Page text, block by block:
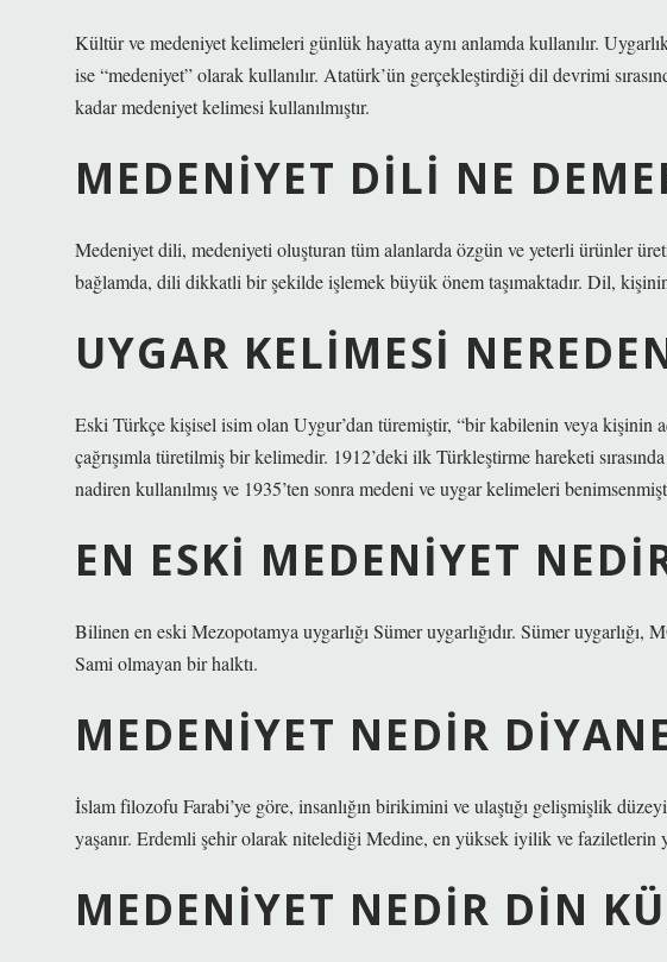
Kültür ve medeniyet kelimeleri günlük hayatta aynı anlamda kullanılır.
ise “medeniyet” olarak kullanılır. Atatürk’ün gerçekleştirdiği dil devrimi
kadar medeniyet kelimesi kullanılmıştır.
MEDENIYET DILI NE
Medeniyet dili, medeniyeti oluşturan tüm alanlarda özgün ve yeterli ürünler
bağlamda, dili dikkatli bir şekilde işlemek büyük önem taşımaktadır. Dil,
UYGAR KELIMESI
Eski Türkçe kişisel isim olan Uygur’dan türemiştir, “bir kabilenin veya kişinin
çağrışımla türetilmiş bir kelimedir. 1912’deki ilk Türkleştirme hareketi
nadiren kullanılmış ve 1935’ten sonra medeni ve uygar kelimeleri
EN ESKI MEDENIYET
Bilinen en eski Mezopotamya uygarlığı Sümer uygarlığıdır. Sümer uygarlığı,
Sami olmayan bir halktı.
MEDENIYET NEDIR
İslam filozofu Farabi’ye göre, insanlığın birikimini ve ulaştığı gelişmişlik
yaşanır. Erdemli şehir olarak nitelediği Medine, en yüksek iyilik ve faziletlerin
MEDENIYET NEDIR DIN